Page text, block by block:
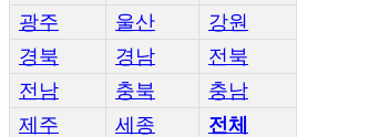
광주
울산
강원
경북
경남
전북
전남
충북
충남
제주
세종 전체